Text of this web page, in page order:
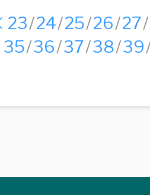
23 24 25 26 27
35 36 37 38 39